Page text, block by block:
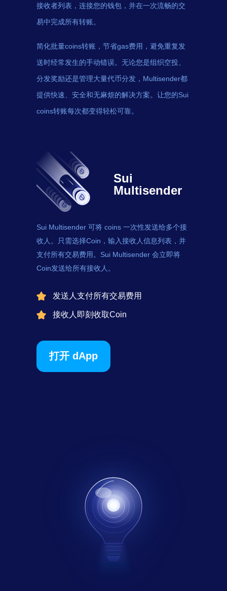
接收者列表，连接您的钱包，并在一次流畅的交
易中完成所有转账。
简化批量coins转账，节省gas费用，避免重复发
送时经常发生的手动错误。无论您是组织空投、
分发奖励还是管理大量代币分发，Multisender都
提供快速、安全和无麻烦的解决方案。让您的Sui
coins转账每次都变得轻松可靠。
Sui
Multisender
Sui Multisender 可将 coins 一次性发送给多个接
收人。只需选择Coin，输入接收人信息列表，并
支付所有交易费用。Sui Multisender 会立即将
Coin发送给所有接收人。
发送人支付所有交易费用
接收人即刻收取Coin
打开 dApp